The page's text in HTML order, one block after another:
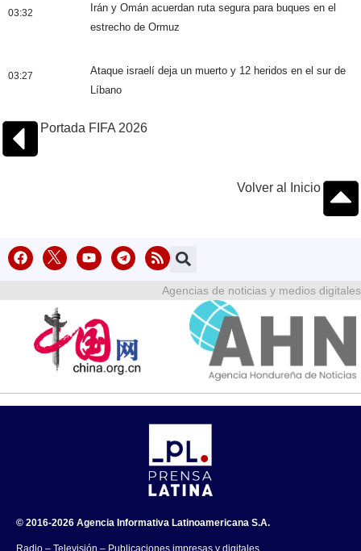
03:32
Irán y Omán acuerdan ruta segura para buques en el
estrecho de Ormuz
03:27
Ataque israelí deja un muerto y 12 heridos en el sur de
Líbano
Portada FIFA 2026
Volver al Inicio
Agencias de noticias y medios digitales
© 2016-2026 Agencia Informativa Latinoamericana S.A.
Radio – Televisión – Publicaciones impresas y digitales.